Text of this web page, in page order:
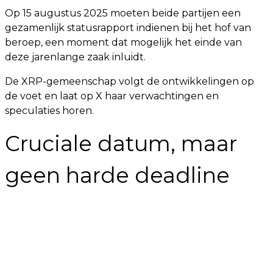
Op 15 augustus 2025 moeten beide partijen een
gezamenlijk statusrapport indienen bij het hof van
beroep, een moment dat mogelijk het einde van
deze jarenlange zaak inluidt.
De XRP-gemeenschap volgt de ontwikkelingen op
de voet en laat op X haar verwachtingen en
speculaties horen.
Cruciale datum, maar
geen harde deadline